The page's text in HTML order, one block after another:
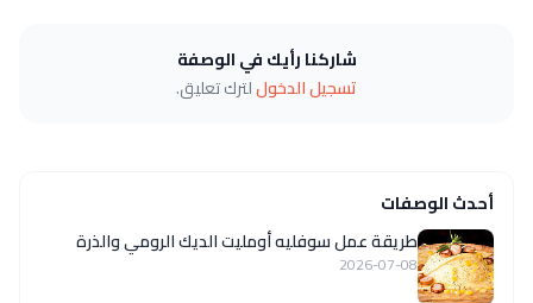
شاركنا رأيك في الوصفة
تسجيل الدخوللترك تعليق.
أحدث الوصفات
طريقة عمل سوفليه أومليت الديك الرومي والذرة
2026-07-08